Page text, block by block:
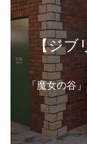
【ジブ
「魔女の谷